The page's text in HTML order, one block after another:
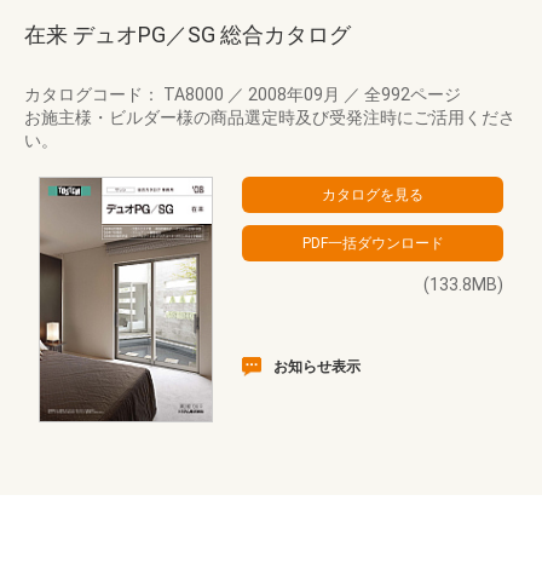
在来 デュオPG／SG 総合カタログ
カタログコード： TA8000 ／ 2008年09月 ／ 全992ページ
お施主様・ビルダー様の商品選定時及び受発注時にご活用くださ
い。
(133.8MB)
お知らせ表示